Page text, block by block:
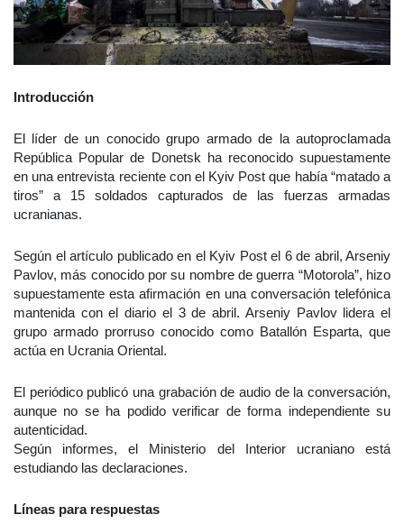
Introducción
El líder de un conocido grupo armado de la autoproclamada
República Popular de Donetsk ha reconocido supuestamente
en una entrevista reciente con el Kyiv Post que había “matado a
tiros” a 15 soldados capturados de las fuerzas armadas
ucranianas.
Según el artículo publicado en el Kyiv Post el 6 de abril, Arseniy
Pavlov, más conocido por su nombre de guerra “Motorola”, hizo
supuestamente esta afirmación en una conversación telefónica
mantenida con el diario el 3 de abril. Arseniy Pavlov lidera el
grupo armado prorruso conocido como Batallón Esparta, que
actúa en Ucrania Oriental.
El periódico publicó una grabación de audio de la conversación,
aunque no se ha podido verificar de forma independiente su
autenticidad.
Según informes, el Ministerio del Interior ucraniano está
estudiando las declaraciones.
Líneas para respuestas